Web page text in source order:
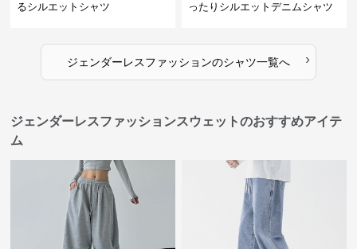
るシルエットシャツ
ったりシルエットデニムシャツ
ジェンダーレスファッションのシャツ一覧へ ›
ジェンダーレスファッションスウェットのおすすめアイテ
ム